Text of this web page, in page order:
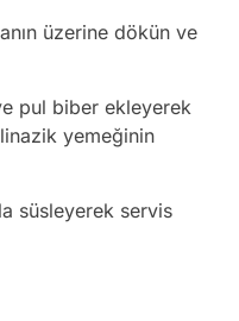
üzerine dökün ve
pul biber ekleyerek
yemeğinin
süsleyerek servis